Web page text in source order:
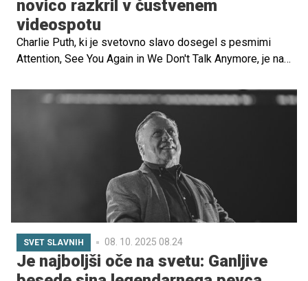
novico razkril v čustvenem
videospotu
Charlie Puth, ki je svetovno slavo dosegel s pesmimi
Attention, See You Again in We Don't Talk Anymore, je na
SVET SLAVNIH 08. 10. 2025 08.24
Je najboljši oče na svetu: Ganljive